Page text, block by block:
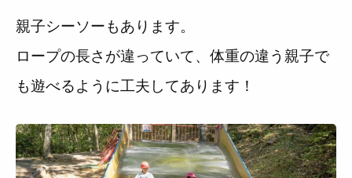
親子シーソーもあります。
ロープの長さが違っていて、体重の違う親子で
も遊べるように工夫してあります！